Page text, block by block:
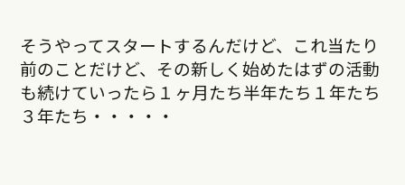
そうやってスタートするんだけど、これ当たり
前のことだけど、その新しく始めたはずの活動
も続けていったら１ヶ月たち半年たち１年たち
３年たち・・・・・